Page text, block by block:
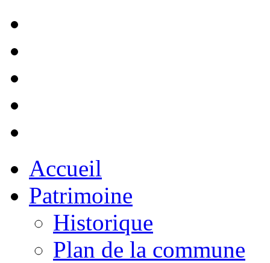
Accueil
Patrimoine
Historique
Plan de la commune